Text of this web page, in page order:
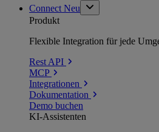
Connect Neu
Produkt
Flexible Integration für jede
Rest API
MCP
Integrationen
Dokumentation
Demo buchen
KI-Assistenten